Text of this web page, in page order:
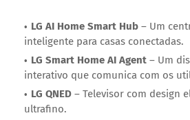
LG AI Home Smart Hub – Um
inteligente para casas conectadas.
LG Smart Home AI Agent – Um
interativo que comunica com os
LG QNED – Televisor com design
ultrafino.